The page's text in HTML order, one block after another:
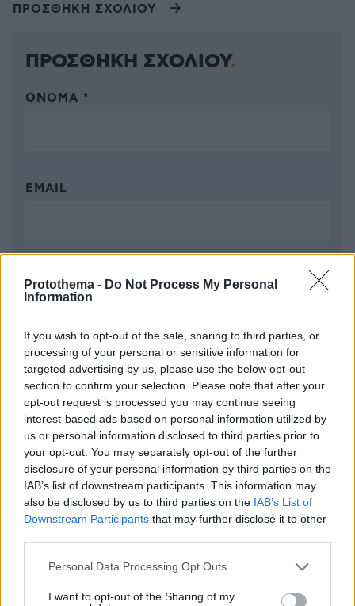
Protothema - Do Not Process My Personal
Information
If you wish to opt-out of the sale, sharing to third parties, or
processing of your personal or sensitive information for
targeted advertising by us, please use the below opt-out
section to confirm your selection. Please note that after your
opt-out request is processed you may continue seeing
interest-based ads based on personal information utilized by
us or personal information disclosed to third parties prior to
your opt-out. You may separately opt-out of the further
disclosure of your personal information by third parties on the
IAB’s list of downstream participants. This information may
also be disclosed by us to third parties on the IAB’s List of
Downstream Participants that may further disclose it to other
Please note that this website/app uses one or more Google
not limited to your visit or usage behaviour. You may click to
Personal Data Processing Opt Outs
I want to opt-out of the Sharing of my
ΠΡΟΣΘΗΚΗ ΣΧΟΛΙΟΥ
ΠΡΟΣΘΗΚΗ ΣΧΟΛΙΟΥ
ΌΝΟΜΑ *
EMAIL
ΣΧΌΛΙΟ *
2500 χαρακτήρες
* Υποχρεωτικά πεδία